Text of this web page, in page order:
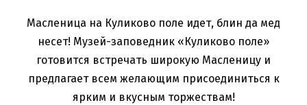
Масленица на Куликово поле идет, блин да мед
несет! Музей-заповедник «Куликово поле»
готовится встречать широкую Масленицу и
предлагает всем желающим присоединиться к
ярким и вкусным торжествам!